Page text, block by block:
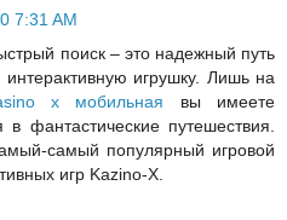
7:31 AM
поиск – это надежный путь
игрушку. Лишь на
x мобильная вы имеете
в фантастические путешествия.
самый популярный игровой
игр Kazino-X.